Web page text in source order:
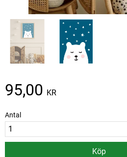
95,00 KR
Antal
Köp